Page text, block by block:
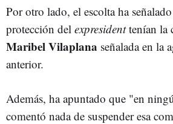
Por otro lado, el escolta ha
protección del expresidenttenían la
Maribel Vilaplana señalada en la
anterior.
Además, ha apuntado que "en
comentó nada de suspender esa